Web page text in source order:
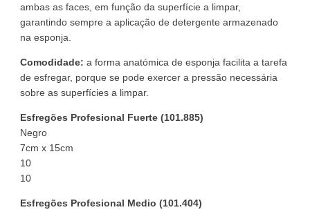
ambas as faces, em função da superfície a limpar,
garantindo sempre a aplicação de detergente armazenado
na esponja.
Comodidade: a forma anatómica de esponja facilita a tarefa
de esfregar, porque se pode exercer a pressão necessária
sobre as superfícies a limpar.
Esfregões Profesional Fuerte (101.885)
Negro
7cm x 15cm
10
10
Esfregões Profesional Medio (101.404)